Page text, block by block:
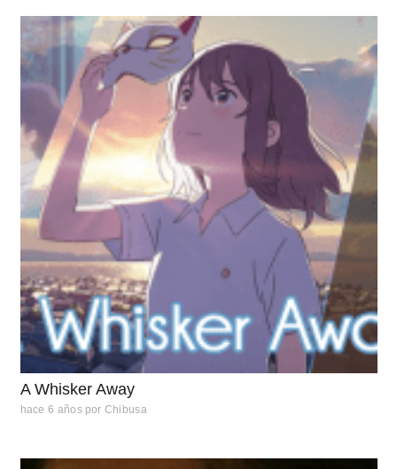
A Whisker Away
hace 6 años por Chibusa